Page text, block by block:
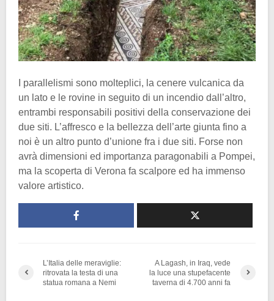
I parallelismi sono molteplici, la cenere vulcanica da
un lato e le rovine in seguito di un incendio dall’altro,
entrambi responsabili positivi della conservazione dei
due siti. L’affresco e la bellezza dell’arte giunta fino a
noi è un altro punto d’unione fra i due siti. Forse non
avrà dimensioni ed importanza paragonabili a Pompei,
ma la scoperta di Verona fa scalpore ed ha immenso
valore artistico.
L’Italia delle meraviglie:
ritrovata la testa di una
statua romana a Nemi
A Lagash, in Iraq, vede
la luce una stupefacente
taverna di 4.700 anni fa